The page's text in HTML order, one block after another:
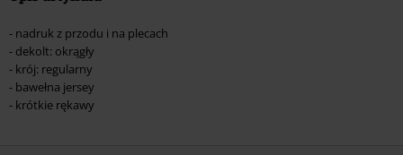
- nadruk z przodu i na plecach
- dekolt: okrągły
- krój: regularny
- bawełna jersey
- krótkie rękawy